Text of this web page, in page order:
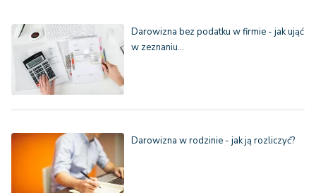
Darowizna bez podatku w firmie - jak ująć
w zeznaniu…
Darowizna w rodzinie - jak ją rozliczyć?